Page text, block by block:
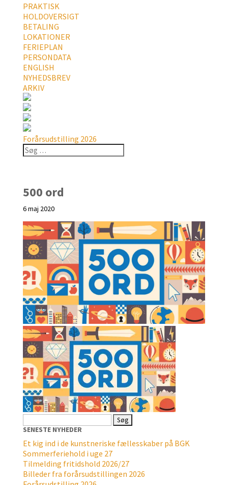
PRAKTISK
HOLDOVERSIGT
BETALING
LOKATIONER
FERIEPLAN
PERSONDATA
ENGLISH
NYHEDSBREV
ARKIV
Forårsudstilling 2026
500 ord
6 maj 2020
efter:
SENESTE NYHEDER
Et kig ind i de kunstneriske fællesskaber på BGK
Sommerferiehold i uge 27
Tilmelding fritidshold 2026/27
Billeder fra forårsudstillingen 2026